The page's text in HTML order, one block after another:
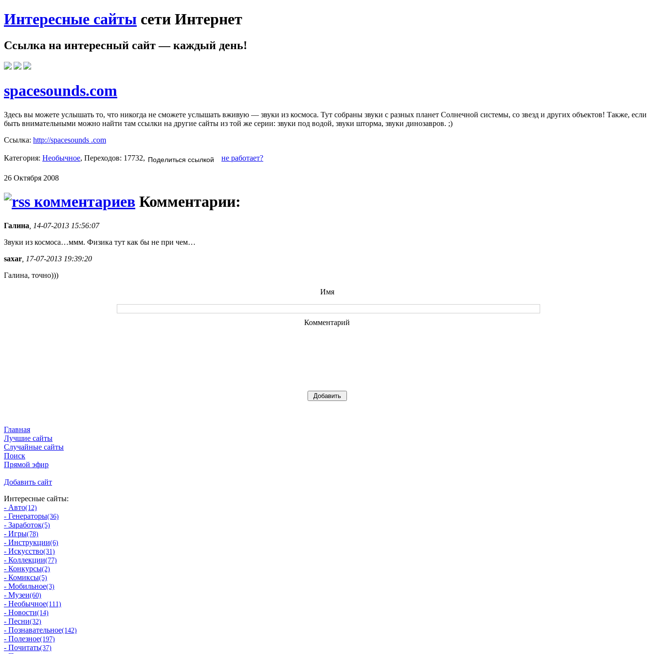
Интересные сайты сети Интернет
Ссылка на интересный сайт— каждый день!
spacesounds.com
Здесь вы можете услышать то, что никогда не сможете услышать вживую — звуки из космоса. Тут собраны звуки с разных планет Солнечной системы, со звезд и других объектов! Также, если
быть внимательными можно найти там ссылки на другие сайты из той же серии: звуки под водой, звуки шторма, звуки динозавров. ;)
Ссылка: http://spacesounds .com
Категория: Необычное , Переходов: 17732, Поделиться ссылкой не работает?
26 Октября 2008
Комментарии:
Галина , 14-07-2013 15:56:07
Звуки из космоса…ммм. Физика тут как бы не при чем…
saxar , 17-07-2013 19:39:20
Галина, точно)))
Имя
Комментарий
Главная
Лучшие сайты
Случайные сайты
Поиск
Прямой эфир
Добавить сайт
Интересные сайты:
- Авто(12)
- Генераторы(36)
- Заработок(5)
- Игры(78)
- Инструкции(6)
- Искусство(31)
- Коллекции(77)
- Конкурсы(2)
- Комиксы(5)
- Мобильное(3)
- Музеи(60)
- Необычное(111)
- Новости(14)
- Песни(32)
- Познавательное(142)
- Полезное(197)
- Почитать(37)